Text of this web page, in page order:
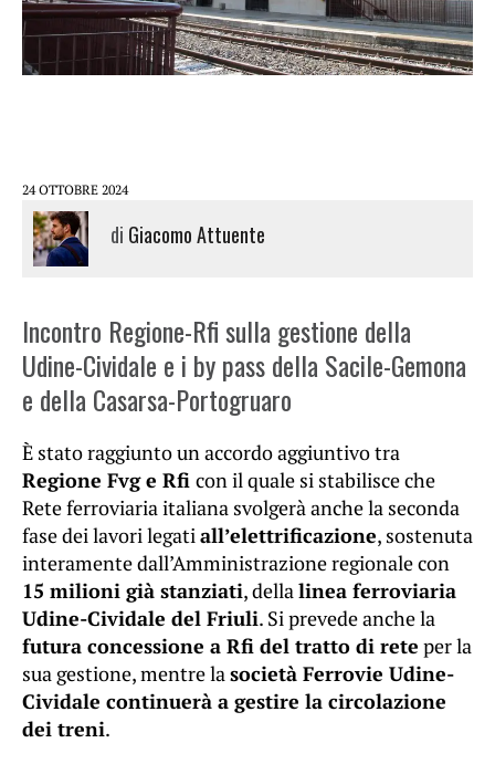
24 OTTOBRE 2024
di Giacomo Attuente
Incontro Regione-Rfi sulla gestione della
Udine-Cividale e i by pass della Sacile-Gemona
e della Casarsa-Portogruaro
È stato raggiunto un accordo aggiuntivo tra
Regione Fvg e Rfi con il quale si stabilisce che
Rete ferroviaria italiana svolgerà anche la seconda
fase dei lavori legatiall’elettrificazione, sostenuta
interamente dall’Amministrazione regionale con
15 milioni già stanziati, dellalinea ferroviaria
Udine-Cividale del Friuli. Si prevede anche la
futura concessione a Rfi del tratto di rete per la
sua gestione, mentre lasocietà Ferrovie Udine-
Cividale continuerà a gestire la circolazione
dei treni.